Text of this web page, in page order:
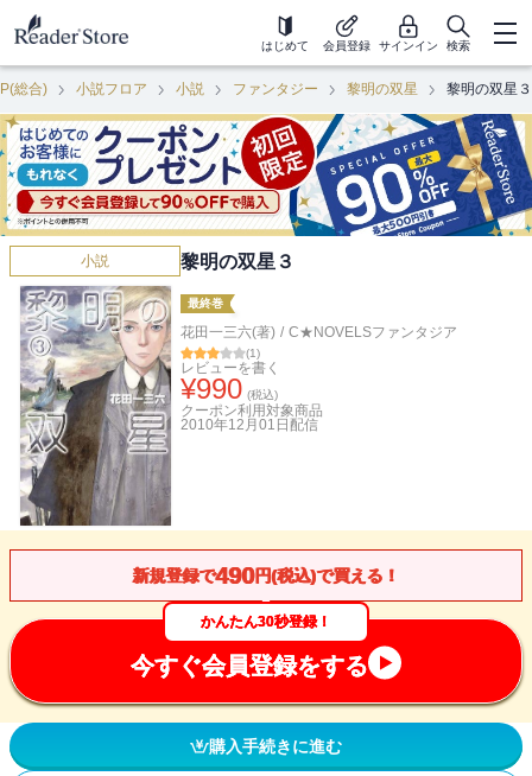
はじめて 会員登録 サインイン 検索
総合) 小説フロア 小説 ファンタジー 黎明の双星 黎明の双星３
小説 黎明の双星３
最終巻
花田一三六(著) / C★NOVELSファンタジア
(1)
レビューを書く
¥990 (税込)
クーポン利用対象商品
2010年12月01日 配信
新規登録で490円(税込)で買える！
かんたん30秒登録！
今すぐ会員登録をする
購入手続きに進む